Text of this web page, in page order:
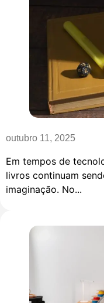
outubro 11, 2025
Em tempos de
livros continuam
imaginação. No...